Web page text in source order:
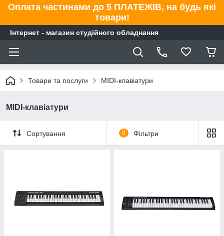
Оплата частинами до 5 ПЛАТЕЖІВ, на будь які
товари!
Інтернет - магазин студійного обладнання
Товари та послуги MIDI-клавіатури
MIDI-клавіатури
Сортування 0 Фільтри